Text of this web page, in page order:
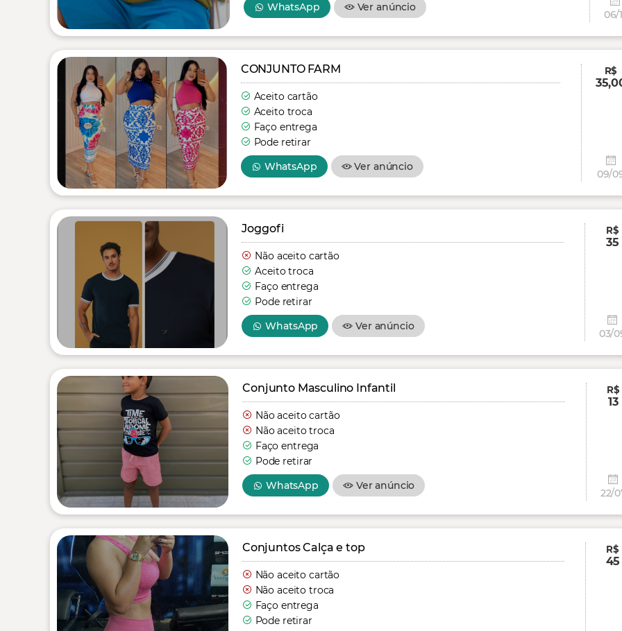
WhatsApp
Ver anúncio
06/
CONJUNTO FARM
Aceito cartão
Aceito troca
Faço entrega
Pode retirar
WhatsApp
Ver anúncio
R$
09/
Joggofi
Não aceito cartão
Aceito troca
Faço entrega
Pode retirar
WhatsApp
Ver anúncio
R$
35
03/
Conjunto Masculino Infantil
Não aceito cartão
Não aceito troca
Faço entrega
Pode retirar
WhatsApp
Ver anúncio
R$
13
22/
Conjuntos Calça e top
Não aceito cartão
Não aceito troca
Faço entrega
Pode retirar
R$
45